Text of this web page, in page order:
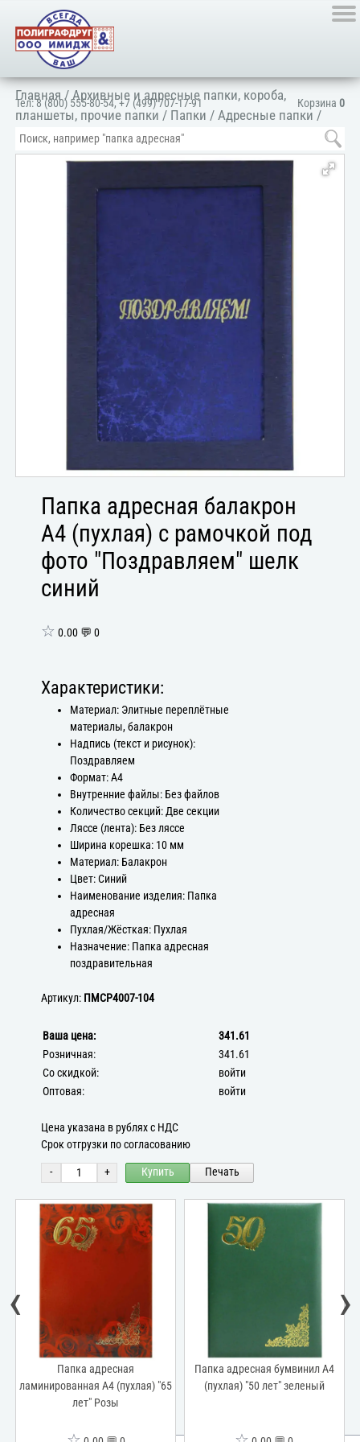
Корзина 0
Тел:8 (800) 555-80-54,+7 (499) 707-17-91
Главная/Архивные и адресные папки, короба,
планшеты, прочие папки / Папки /Адресные папки /
Папка адресная поздравительная
Папка адресная балакрон
А4 (пухлая) с рамочкой под
фото "Поздравляем" шелк
синий
☆ 0.00 💬 0
Характеристики:
Материал: Элитные переплётные
материалы, балакрон
Надпись (текст и рисунок):
Поздравляем
Формат: А4
Внутренние файлы: Без файлов
Количество секций: Две секции
Ляссе (лента): Без ляссе
Ширина корешка: 10 мм
Материал: Балакрон
Цвет: Синий
Наименование изделия: Папка
адресная
Пухлая/Жёсткая: Пухлая
Назначение: Папка адресная
поздравительная
Артикул: ПМСР4007-104
Ваша цена:
341.61
Розничная:
341.61
Со скидкой:
войти
Оптовая:
войти
Цена указана в рублях с НДС
Срок отгрузки по согласованию
- + Купить Печать
Папка адресная
ламинированная А4 (пухлая) "65
лет" Розы
Папка адресная бумвинил А4
(пухлая) "50 лет" зеленый
‹ ›